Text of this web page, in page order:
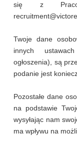
się z
Twoje dane
innych
ogłoszenia), są
podanie jest
Pozostałe dane
na podstawie
wysyłając nam
ma wpływu na